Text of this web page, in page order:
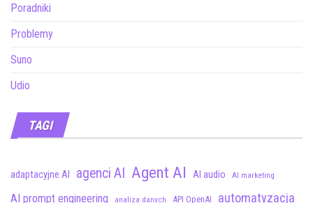
Poradniki
Problemy
Suno
Udio
TAGI
adaptacyjne AI agenci AI Agent AI AI audio AI marketing
AI prompt engineering analiza danych API OpenAI automatyzacja